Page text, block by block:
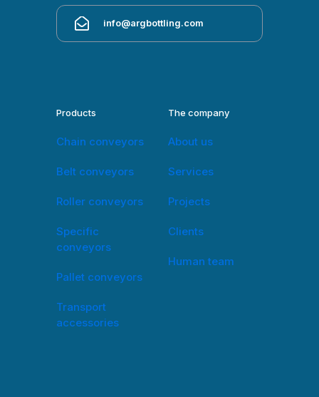
info@argbottling.com
Products
Chain conveyors
Belt conveyors
Roller conveyors
Specific
conveyors
Pallet conveyors
Transport
accessories
The company
About us
Services
Projects
Clients
Human team